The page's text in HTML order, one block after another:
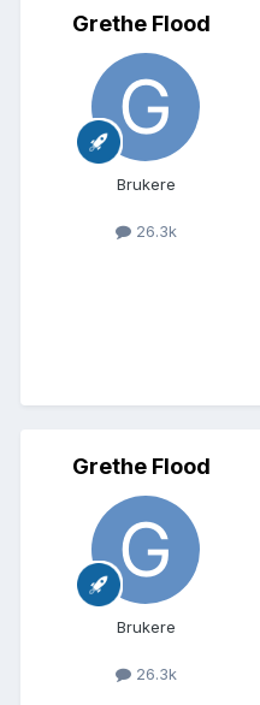
Grethe Flood
Brukere
26.3k
Grethe Flood
Brukere
26.3k